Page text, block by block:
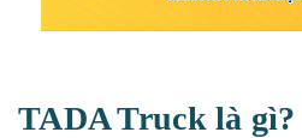
TADA Truck là gì?